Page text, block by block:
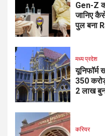
Gen-Z
जानिए
पुल बना
मध्य प्रदेश
यूनिफॉर्म
350
2 लाख
करियर